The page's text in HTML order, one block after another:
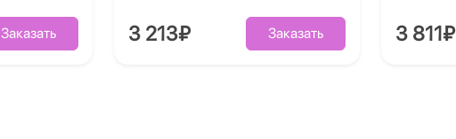
Заказать 3 213₽ Заказать 3 811₽